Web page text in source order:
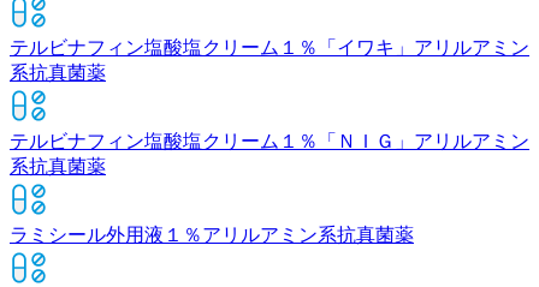
テルビナフィン塩酸塩クリーム１％「イワキ」 アリルアミン
系抗真菌薬
テルビナフィン塩酸塩クリーム１％「ＮＩＧ」 アリルアミン
系抗真菌薬
ラミシール外用液１％アリルアミン系抗真菌薬